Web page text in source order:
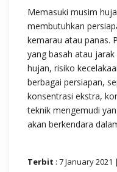
Memasuki musim
membutuhkan
kemarau atau panas.
yang basah atau
hujan, risiko
berbagai persiapan,
konsentrasi ekstra,
teknik mengemudi
akan berkendara
Terbit : 7 January 2021 |